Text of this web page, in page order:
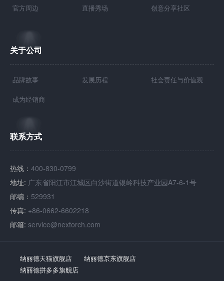
官方周边 直播秀场 创意分享社区
关于公司
品牌故事 发展历程 社会责任与价值观
成为经销商
联系方式
热线： 400-830-0799
地址: 广东省阳江市江城区白沙街道银岭科技产业园A7-6-1号
邮编： 529931
传真: +86-0662-6602218
邮箱: service@nextorch.com
纳丽德天猫旗舰店
纳丽德京东旗舰店
纳丽德拼多多旗舰店